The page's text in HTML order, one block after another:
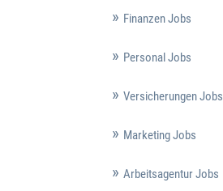
Finanzen Jobs
Personal Jobs
Versicherungen Jobs
Marketing Jobs
Arbeitsagentur Jobs